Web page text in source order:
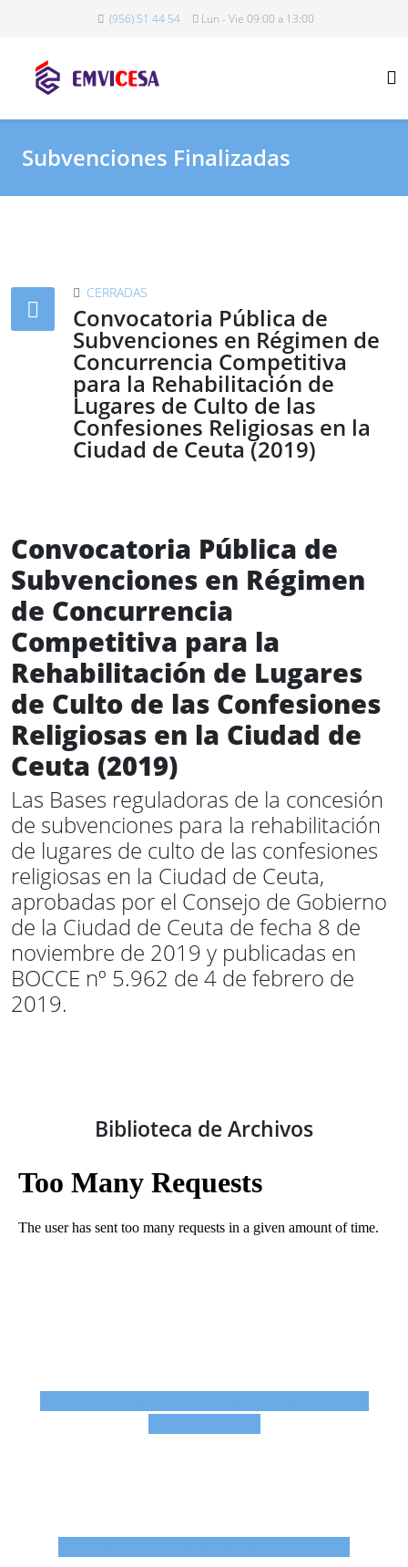
(956) 51 44 54 Lun - Vie 09:00 a 13:00
Subvenciones Finalizadas
CERRADAS
Convocatoria Pública de
Subvenciones en Régimen de
Concurrencia Competitiva
para la Rehabilitación de
Lugares de Culto de las
Confesiones Religiosas en la
Ciudad de Ceuta (2019)
Convocatoria Pública de
Subvenciones en Régimen
de Concurrencia
Competitiva para la
Rehabilitación de Lugares
de Culto de las Confesiones
Religiosas en la Ciudad de
Ceuta (2019)
Las Bases reguladoras de la concesión
de subvenciones para la rehabilitación
de lugares de culto de las confesiones
religiosas en la Ciudad de Ceuta,
aprobadas por el Consejo de Gobierno
de la Ciudad de Ceuta de fecha 8 de
noviembre de 2019 y publicadas en
BOCCE nº 5.962 de 4 de febrero de
2019.
Biblioteca de Archivos